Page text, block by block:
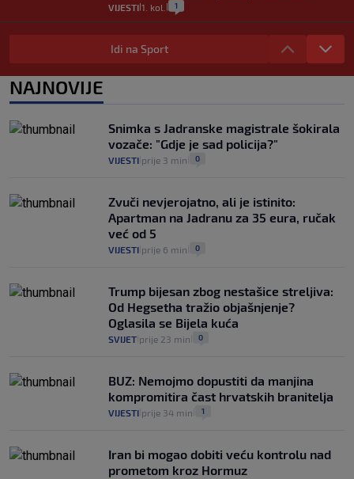
VIJESTI 1. kol. 1
Provjerili smo "što ćemo onda" ako
Plenković na 15 dana ukine mjere: "Ne bi
se dogodilo ništa. Vlada se zaljubila u te
intervencije"
Analitičar o Mostu: Oni su u yin-yang
poziciji i imaju drugog najpoznatijeg
bravara u povijesti Hrvatske
30. srp.
Idi na Sport
NAJNOVIJE
Snimka s Jadranske magistrale šokirala
vozače: "Gdje je sad policija?"
VIJESTI prije 3 min 0
Zvuči nevjerojatno, ali je istinito:
Apartman na Jadranu za 35 eura, ručak
već od 5
VIJESTI prije 6 min 0
Trump bijesan zbog nestašice streljiva:
Od Hegsetha tražio objašnjenje?
Oglasila se Bijela kuća
SVIJET prije 23 min 0
BUZ: Nemojmo dopustiti da manjina
kompromitira čast hrvatskih branitelja
VIJESTI prije 34 min 1
Iran bi mogao dobiti veću kontrolu nad
prometom kroz Hormuz